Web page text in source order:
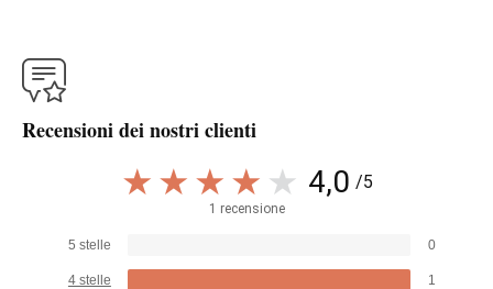
Recensioni dei nostri clienti
4,0 /5
1 recensione
5 stelle 0
4 stelle 1